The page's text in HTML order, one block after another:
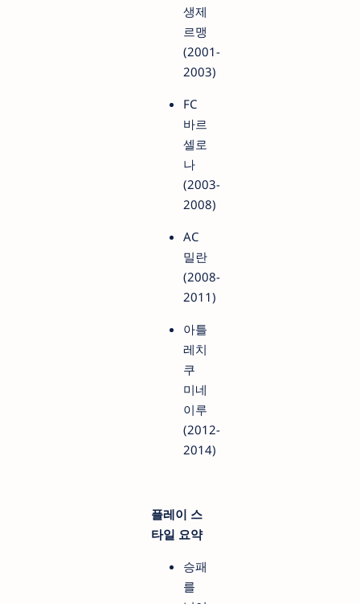
생제
르맹
(2001-
2003)
FC
바르
셀로
나
(2003-
2008)
AC
밀란
(2008-
2011)
아틀
레치
쿠
미네
이루
(2012-
2014)
플레이 스
타일 요약
승패
를